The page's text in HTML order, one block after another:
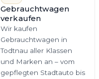
Gebrauchtwagen
verkaufen
Wir kaufen
Gebrauchtwagen in
Todtnau aller Klassen
und Marken an – vom
gepflegten Stadtauto bis